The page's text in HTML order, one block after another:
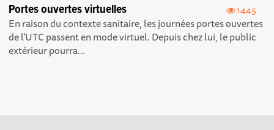
1445
Portes ouvertes virtuelles
En raison du contexte sanitaire, les journées portes ouvertes
de l’UTC passent en mode virtuel. Depuis chez lui, le public
extérieur pourra...